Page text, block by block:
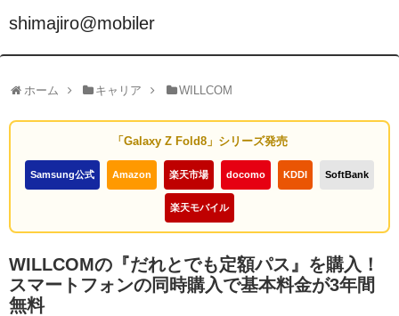
shimajiro@mobiler
ホーム キャリア WILLCOM
「Galaxy Z Fold8」シリーズ発売
Samsung公式 Amazon 楽天市場 docomo KDDI SoftBank
楽天モバイル
WILLCOMの『だれとでも定額パス』を購入！
スマートフォンの同時購入で基本料金が3年間
無料